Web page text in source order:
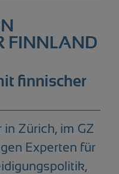
FINNLAND
finnischer
Zürich, im GZ
Experten für